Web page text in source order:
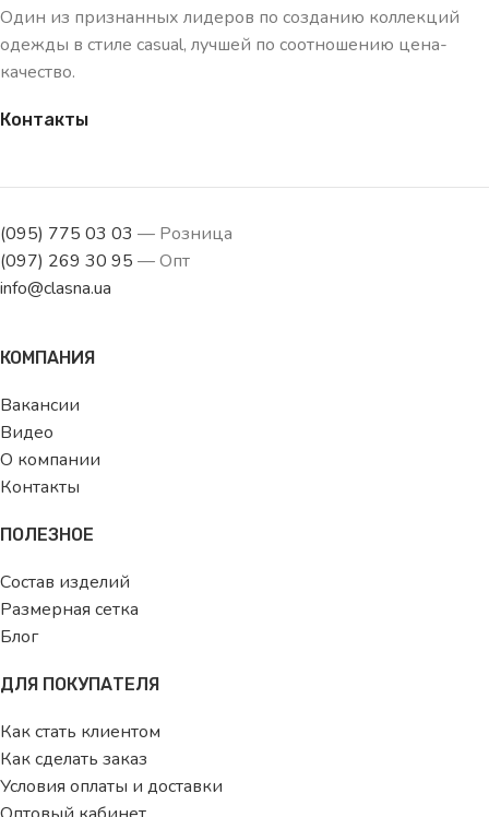
Один из признанных лидеров по созданию коллекций
одежды в стиле casual, лучшей по соотношению цена-
качество.
Контакты
(095) 775 03 03 — Розница
(097) 269 30 95 — Опт
info@clasna.ua
КОМПАНИЯ
Вакансии
Видео
О компании
Контакты
ПОЛЕЗНОЕ
Состав изделий
Размерная сетка
Блог
ДЛЯ ПОКУПАТЕЛЯ
Как стать клиентом
Как сделать заказ
Условия оплаты и доставки